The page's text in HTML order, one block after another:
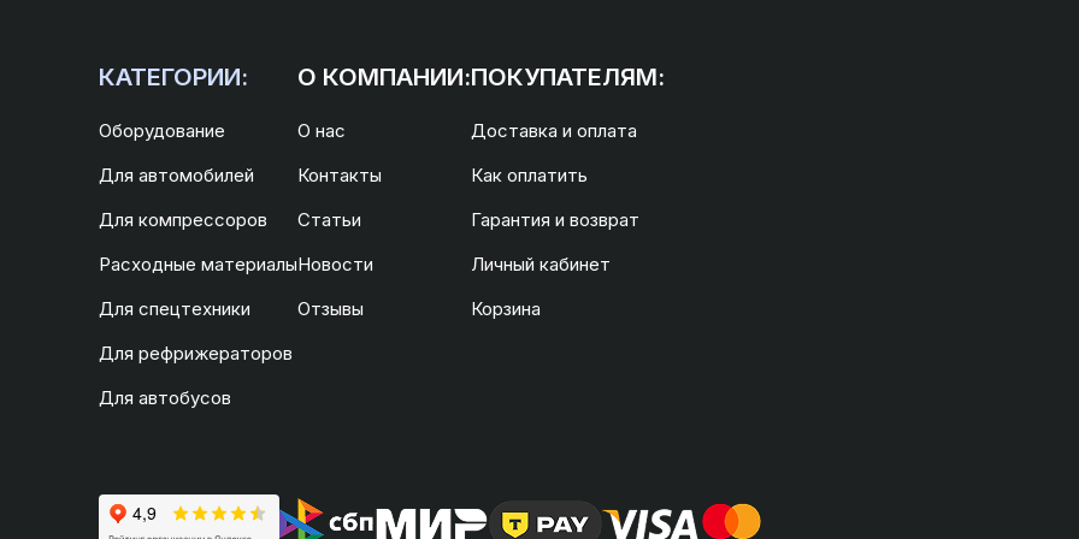
КАТЕГОРИИ:
Оборудование
Для автомобилей
Для компрессоров
Расходные материалы
Для спецтехники
Для рефрижераторов
Для автобусов
О КОМПАНИИ:
О нас
Контакты
Статьи
Новости
Отзывы
ПОКУПАТЕЛЯМ:
Доставка и оплата
Как оплатить
Гарантия и возврат
Личный кабинет
Корзина